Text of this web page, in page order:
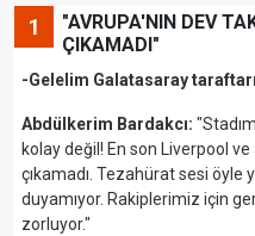
1
"AVRUPA'NIN DEV
ÇIKAMADI"
-Gelelim Galatasaray
Abdülkerim Bardakcı:
kolay değil! En son Liverpool
çıkamadı. Tezahürat sesi öyle
duyamıyor. Rakiplerimiz için
zorluyor."